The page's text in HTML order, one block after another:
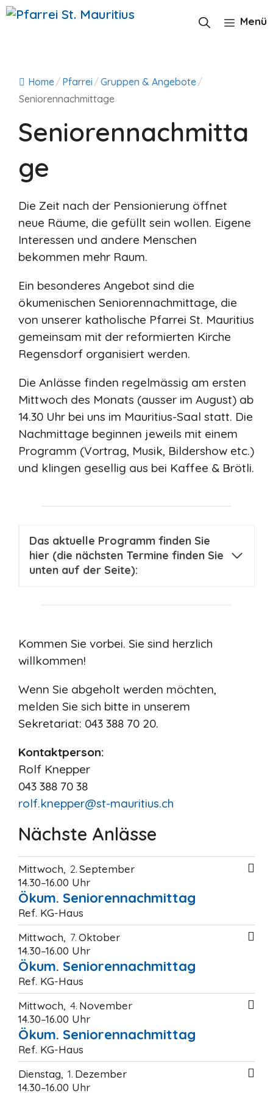
Zum
Inhalt
Menü
Home/ Pfarrei /Gruppen & Angebote/
Seniorennachmittage
Seniorennachmitta
ge
Die Zeit nach der Pensionierung öffnet
neue Räume, die gefüllt sein wollen. Eigene
Interessen und andere Menschen
bekommen mehr Raum.
Ein besonderes Angebot sind die
ökumenischen Seniorennachmittage, die
von unserer katholische Pfarrei St. Mauritius
gemeinsam mit der reformierten Kirche
Regensdorf organisiert werden.
Die Anlässe finden regelmässig am ersten
Mittwoch des Monats (ausser im August) ab
14.30 Uhr bei uns im Mauritius-Saal statt. Die
Nachmittage beginnen jeweils mit einem
Programm (Vortrag, Musik, Bildershow etc.)
und klingen gesellig aus bei Kaffee & Brötli.
Das aktuelle Programm finden Sie
hier (die nächsten Termine finden Sie
unten auf der Seite):
Kommen Sie vorbei. Sie sind herzlich
willkommen!
Wenn Sie abgeholt werden möchten,
melden Sie sich bitte in unserem
Sekretariat: 043 388 70 20.
Kontaktperson:
Rolf Knepper
043 388 70 38
rolf.knepper@st-mauritius.ch
Nächste Anlässe
Mittwoch 2 September
14.30–16.00 Uhr
Ökum. Seniorennachmittag
Ref. KG-Haus
Mittwoch
7 Oktober
14.30–16.00 Uhr
Ökum. Seniorennachmittag
Ref. KG-Haus
Mittwoch 4 November
14.30–16.00 Uhr
Ökum. Seniorennachmittag
Ref. KG-Haus
Dienstag 1 Dezember
14.30–16.00 Uhr